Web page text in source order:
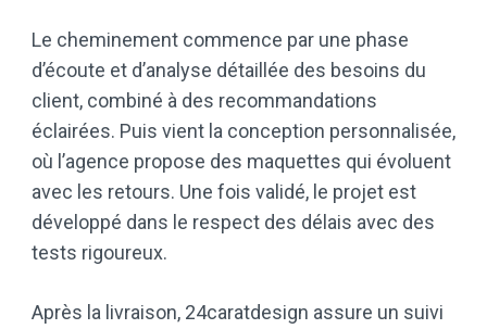
Le cheminement commence par une phase
d’écoute et d’analyse détaillée des besoins du
client, combiné à des recommandations
éclairées. Puis vient la conception personnalisée,
où l’agence propose des maquettes qui évoluent
avec les retours. Une fois validé, le projet est
développé dans le respect des délais avec des
tests rigoureux.
Après la livraison, 24caratdesign assure un suivi